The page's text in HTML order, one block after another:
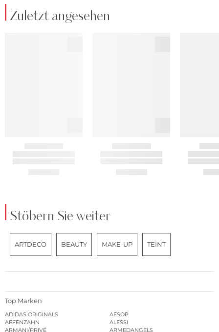
Zuletzt angesehen
Stöbern Sie weiter
ARTDECO BEAUTY MAKE-UP TEINT
Top Marken
ADIDAS ORIGINALS
AESOP
AFFENZAHN
ALESSI
ARMANI/PRIVÉ
ARMEDANGELS